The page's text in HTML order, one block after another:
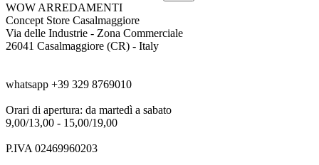
WOW ARREDAMENTI
Concept Store Casalmaggiore
Via delle Industrie - Zona Commerciale
26041 Casalmaggiore (CR) - Italy
whatsapp +39 329 8769010
Orari di apertura: da martedì a sabato
9,00/13,00 - 15,00/19,00
P.IVA 02469960203